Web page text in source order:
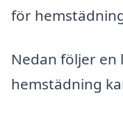
för
Nedan följer en
hemstädning